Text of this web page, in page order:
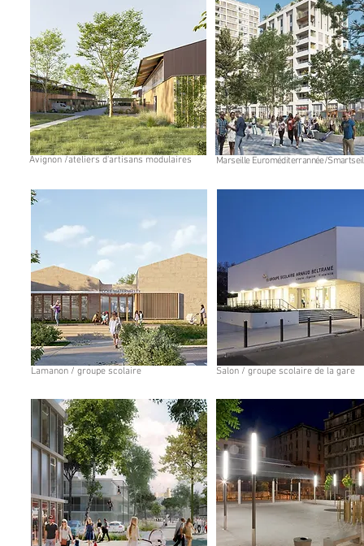
Avignon /ateliers d'artisans modulaires Marseille Euroméditerrannée/
Lamanon / groupe scolaire Salon / groupe scolaire de la gare